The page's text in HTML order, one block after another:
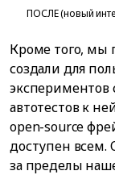
ПОСЛЕ (новый
Кроме того, мы
создали для
автотестов к
open-source
доступен всем.
за пределы